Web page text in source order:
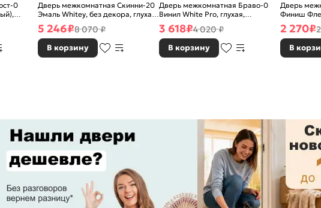
0
Дверь межкомнатная Скинни-20
Эмаль Whitey, без декора, глухая,
без стекла, без кромки, скиновая
5 246₽8 070 ₽
В корзину
Дверь межкомнатная Браво-0
Винил White Pro, глухая,
каркасно-щитовая
3 618₽4 020 ₽
В корзину
Дверь
Финиш
Л-11
каркасно-
2 270₽
В